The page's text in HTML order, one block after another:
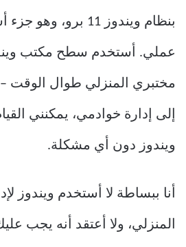
بنظام ويندوز 11
عملي. أستخدم سطح مكتب
مختبري المنزلي طوال الوقت
إلى إدارة خوادمي، يمكنني
ويندوز دون أي مشكلة.
أنا ببساطة لا أستخدم ويندوز
المنزلي، ولا أعتقد أنه يجب